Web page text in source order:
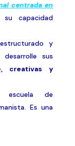
centrada en
capacidad
y
sus
creativas y
de
Es una